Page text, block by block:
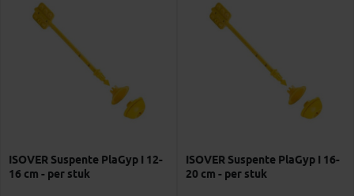
ISOVER Suspente PlaGyp I 12-
16 cm - per stuk
ISOVER Suspente PlaGyp I 16-
20 cm - per stuk